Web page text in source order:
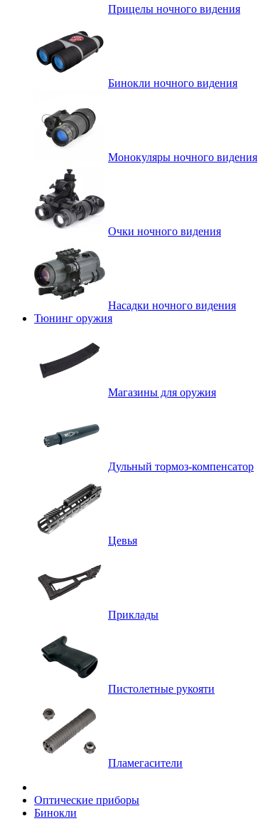
Прицелы ночного видения
Бинокли ночного видения
Монокуляры ночного видения
Очки ночного видения
Насадки ночного видения
Тюнинг оружия
Магазины для оружия
Дульный тормоз-компенсатор
Цевья
Приклады
Пистолетные рукояти
Пламегасители
Оптические приборы
Бинокли